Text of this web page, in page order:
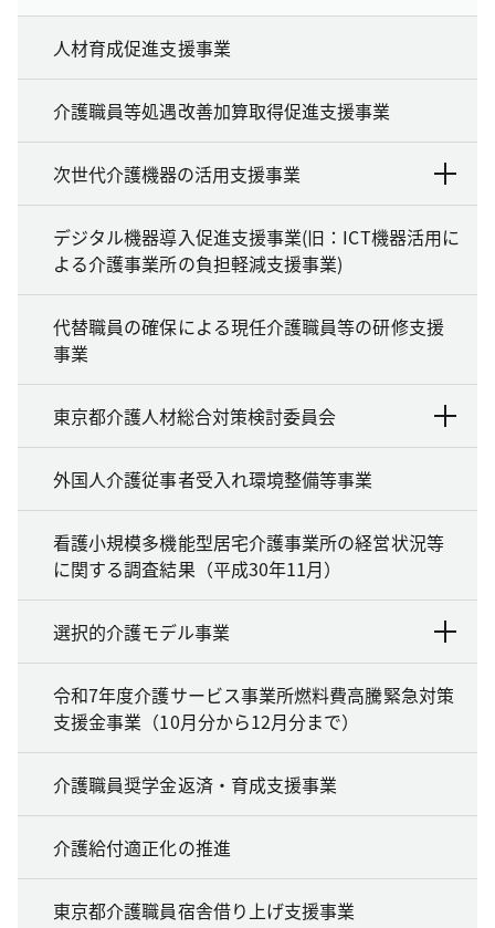
人材育成促進支援事業
介護職員等処遇改善加算取得促進支援事業
次世代介護機器の活用支援事業
デジタル機器導入促進支援事業(旧：ICT機器活用に
よる介護事業所の負担軽減支援事業)
代替職員の確保による現任介護職員等の研修支援
事業
東京都介護人材総合対策検討委員会
外国人介護従事者受入れ環境整備等事業
看護小規模多機能型居宅介護事業所の経営状況等
に関する調査結果（平成30年11月）
選択的介護モデル事業
令和7年度介護サービス事業所燃料費高騰緊急対策
支援金事業（10月分から12月分まで）
介護職員奨学金返済・育成支援事業
介護給付適正化の推進
東京都介護職員宿舎借り上げ支援事業